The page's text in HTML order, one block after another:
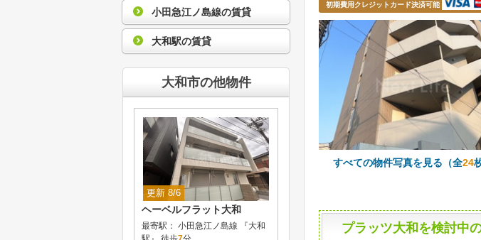
初期費用クレジットカード決済可能
すべての物件写真を見る（全24
プラッツ大和を検討中
小田急江ノ島線の賃貸
大和駅の賃貸
大和市の他物件
更新 8/6
ヘーベルフラット大和
最寄駅： 小田急江ノ島線 『大和